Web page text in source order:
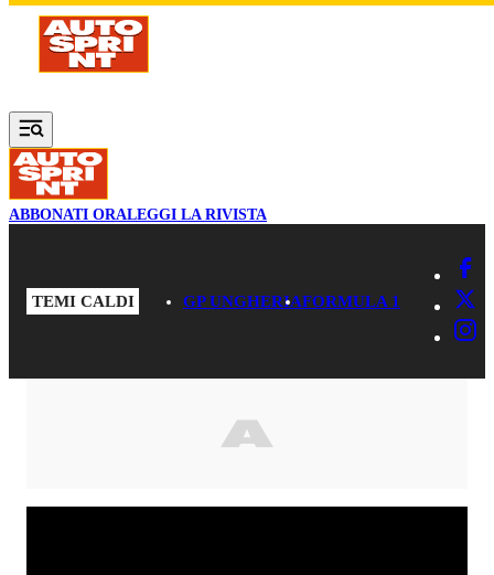
Vai al contenuto principale
ABBONATI ORALEGGI LA RIVISTA
TEMI CALDI GP UNGHERIAFORMULA 1